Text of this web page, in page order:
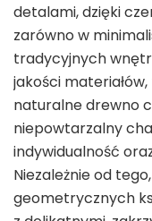
detalami, dzięki
zarówno w
tradycyjnych
jakości
naturalne drewno
niepowtarzalny
indywidualność
Niezależnie od
geometrycznych